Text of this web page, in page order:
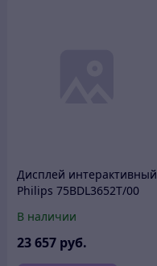
Дисплей интерактивный
Philips 75BDL3652T/00
В наличии
23 657 руб.